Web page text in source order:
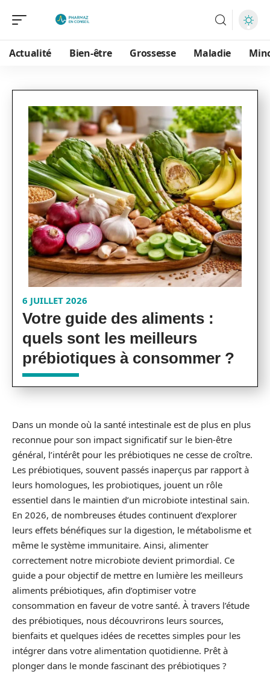
Actualité Bien-être Grossesse Maladie
6 JUILLET 2026
Votre guide des aliments :
quels sont les meilleurs
prébiotiques à consommer ?
Dans un monde où la santé intestinale est de plus en plus
reconnue pour son impact significatif sur le bien-être
général, l’intérêt pour les prébiotiques ne cesse de croître.
Les prébiotiques, souvent passés inaperçus par rapport à
leurs homologues, les probiotiques, jouent un rôle
essentiel dans le maintien d’un microbiote intestinal sain.
En 2026, de nombreuses études continuent d’explorer
leurs effets bénéfiques sur la digestion, le métabolisme et
même le système immunitaire. Ainsi, alimenter
correctement notre microbiote devient primordial. Ce
guide a pour objectif de mettre en lumière les meilleurs
aliments prébiotiques, afin d’optimiser votre
consommation en faveur de votre santé. À travers l’étude
des prébiotiques, nous découvrirons leurs sources,
bienfaits et quelques idées de recettes simples pour les
intégrer dans votre alimentation quotidienne. Prêt à
plonger dans le monde fascinant des prébiotiques ?